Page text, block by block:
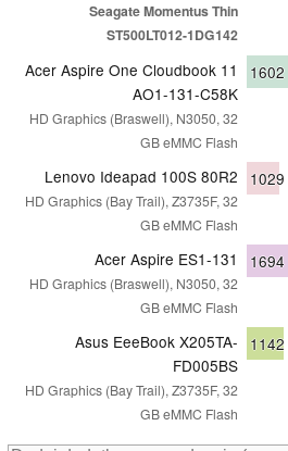
Seagate Momentus Thin
ST500LT012-1DG142
Acer Aspire One Cloudbook 11
AO1-131-C58K
HD Graphics (Braswell), N3050, 32
GB eMMC Flash
1602
Lenovo Ideapad 100S 80R2
HD Graphics (Bay Trail), Z3735F, 32
GB eMMC Flash
1029
Acer Aspire ES1-131
HD Graphics (Braswell), N3050, 32
GB eMMC Flash
1694
Asus EeeBook X205TA-
FD005BS
HD Graphics (Bay Trail), Z3735F, 32
GB eMMC Flash
1142